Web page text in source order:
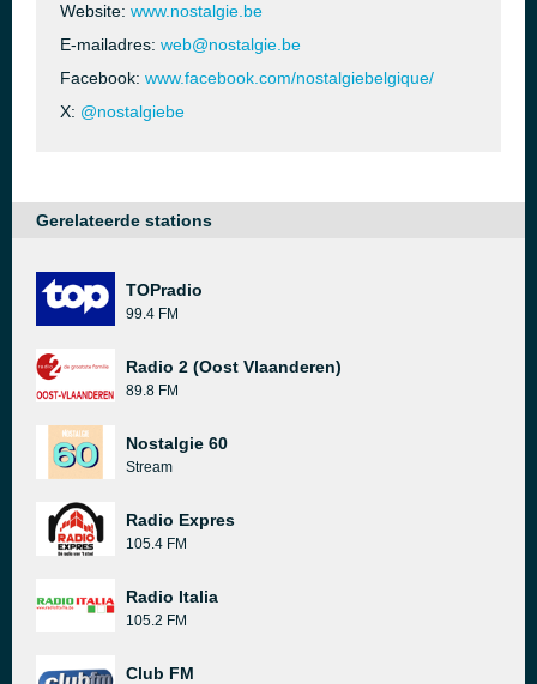
Website: www.nostalgie.be
E-mailadres: web@nostalgie.be
Facebook: www.facebook.com/nostalgiebelgique/
X: @nostalgiebe
Gerelateerde stations
TOPradio
99.4 FM
Radio 2 (Oost Vlaanderen)
89.8 FM
Nostalgie 60
Stream
Radio Expres
105.4 FM
Radio Italia
105.2 FM
Club FM